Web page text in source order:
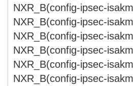
NXR_B(config-ipsec-
NXR_B(config-ipsec-
NXR_B(config-ipsec-
NXR_B(config-ipsec-
NXR_B(config-ipsec-
NXR_B(config-ipsec-